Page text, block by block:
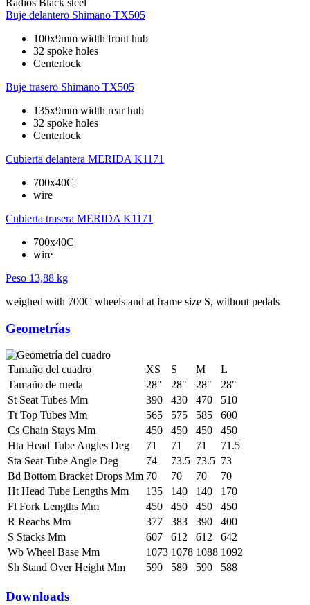
Radios Black steel
Buje delantero Shimano TX505
100x9mm width front hub
32 spoke holes
Centerlock
Buje trasero Shimano TX505
135x9mm width rear hub
32 spoke holes
Centerlock
Cubierta delantera MERIDA K1171
700x40C
wire
Cubierta trasera MERIDA K1171
700x40C
wire
Peso 13,88 kg
weighed with 700C wheels and at frame size S, without pedals
Geometrías
Tamaño del cuadro XS S M
L
Tamaño de rueda
28" 28" 28"
28"
St Seat Tubes Mm
390 430 470
510
Tt Top Tubes Mm
565 575 585
600
Cs Chain Stays Mm
450 450 450
450
Hta Head Tube Angles Deg
71 71 71
71.5
Sta Seat Tube Angle Deg
74 73.5 73.5 73
Bd Bottom Bracket Drops Mm 70 70 70
70
Ht Head Tube Lengths Mm
135 140 140
170
Fl Fork Lengths Mm
450 450 450
450
R Reachs Mm
377 383 390
400
S Stacks Mm
607 612 612
642
Wb Wheel Base Mm
1073 1078 1088 1092
Sh Stand Over Height Mm
590 589 590 588
Downloads